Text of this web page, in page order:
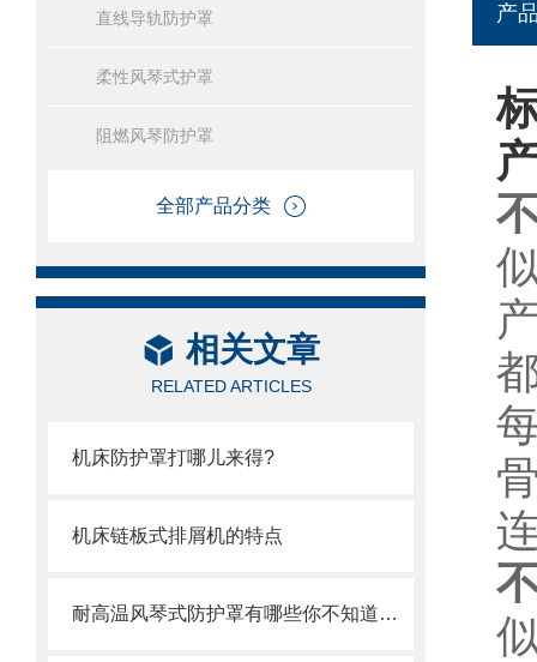
直线导轨防护罩
柔性风琴式护罩
阻燃风琴防护罩
全部产品分类
相关文章
RELATED ARTICLES
机床防护罩打哪儿来得?
机床链板式排屑机的特点
耐高温风琴式防护罩有哪些你不知道的小细节？
产